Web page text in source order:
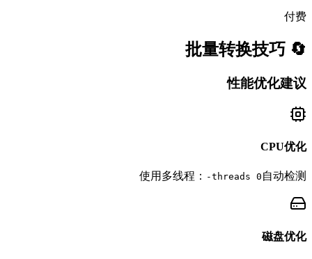
付费
🔄 批量转换技巧
性能优化建议
CPU优化
使用多线程： -threads 0 自动检测
磁盘优化